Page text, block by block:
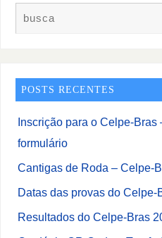
POSTS RECENTES
Inscrição para o Celpe-Bras
formulário
Cantigas de Roda – Celpe-
Datas das provas do Celpe-
Resultados do Celpe-Bras